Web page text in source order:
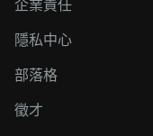
企業責任
隱私中心
部落格
徵才